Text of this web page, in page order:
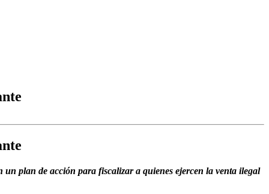
plan de acción para fiscalizar a quienes ejercen la venta ilegal